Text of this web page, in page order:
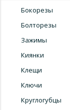
Бокорезы
Болторезы
Зажимы
Киянки
Клещи
Ключи
Круглогубцы